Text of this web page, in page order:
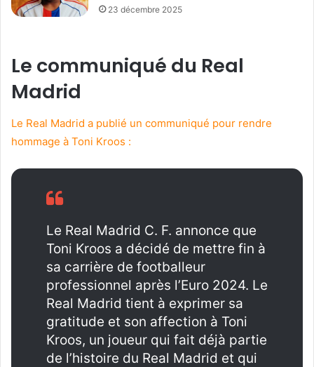
23 décembre 2025
Le communiqué du Real
Madrid
Le Real Madrid a publié un communiqué pour rendre
hommage à Toni Kroos :
Le Real Madrid C. F. annonce que
Toni Kroos a décidé de mettre fin à
sa carrière de footballeur
professionnel après l’Euro 2024. Le
Real Madrid tient à exprimer sa
gratitude et son affection à Toni
Kroos, un joueur qui fait déjà partie
de l’histoire du Real Madrid et qui